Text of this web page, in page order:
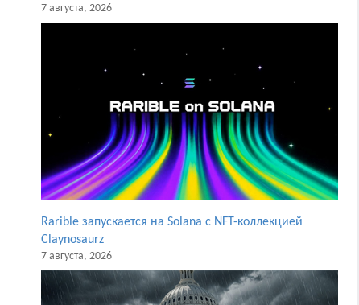
7 августа, 2026
Rarible запускается на Solana с NFT-коллекцией
Claynosaurz
7 августа, 2026